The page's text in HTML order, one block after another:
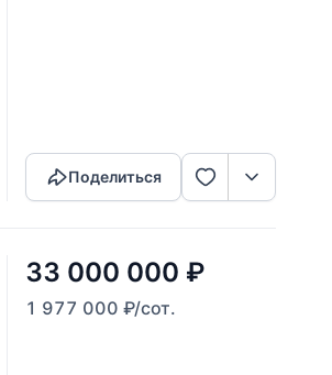
Поделиться
33 000 000 ₽
1 977 000 ₽/сот.